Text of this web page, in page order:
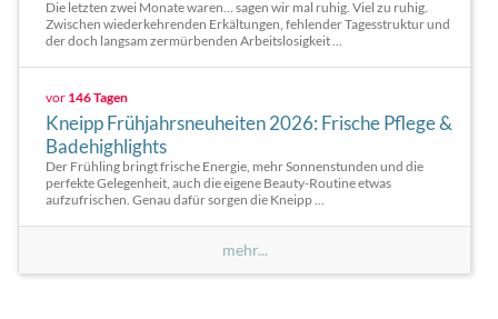
Die letzten zwei Monate waren… sagen wir mal ruhig. Viel zu ruhig.
Zwischen wiederkehrenden Erkältungen, fehlender Tagesstruktur und
der doch langsam zermürbenden Arbeitslosigkeit ...
vor 146 Tagen
Kneipp Frühjahrsneuheiten 2026: Frische Pflege &
Badehighlights
Der Frühling bringt frische Energie, mehr Sonnenstunden und die
perfekte Gelegenheit, auch die eigene Beauty-Routine etwas
aufzufrischen. Genau dafür sorgen die Kneipp ...
mehr...